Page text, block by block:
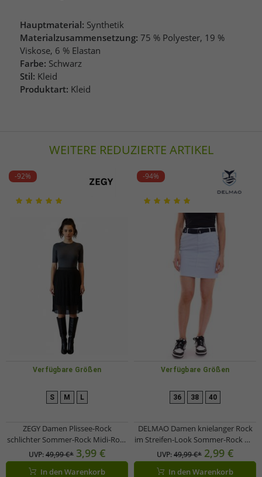
Hauptmaterial: Synthetik
Materialzusammensetzung: 75 % Polyester, 19 %
Viskose, 6 % Elastan
Farbe: Schwarz
Stil: Kleid
Produktart: Kleid
WEITERE REDUZIERTE ARTIKEL
-92%
Verfügbare Größen
S M L
ZEGY Damen Plissee-Rock
schlichter Sommer-Rock Midi-Rock
1052 Schwarz
UVP:49,99 €* 3,99 €
In den Warenkorb
-94%
Verfügbare Größen
36 38 40
DELMAO Damen knielanger Rock
im Streifen-Look Sommer-Rock mit
Gürtel 98653165 Blau/Weiß
UVP:49,99 €* 2,99 €
In den Warenkorb